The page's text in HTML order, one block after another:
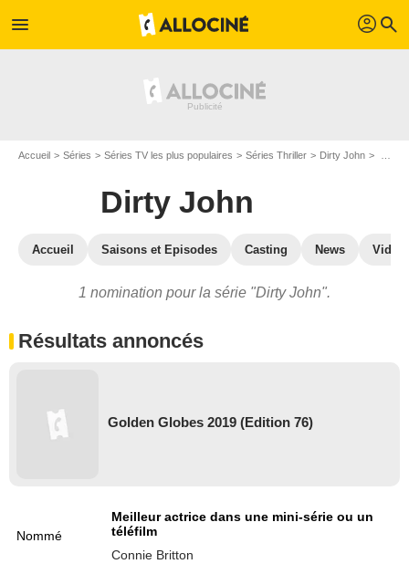
menu profil search
Accueil Séries Séries TV les plus populaires Séries Thriller Dirty John
Dirty John
Accueil Saisons et Episodes Casting News
1 nomination pour la série "Dirty John".
Résultats annoncés
Golden Globes 2019 (Edition 76)
Nommé
Meilleur actrice dans une mini-série ou un
téléfilm
Connie Britton